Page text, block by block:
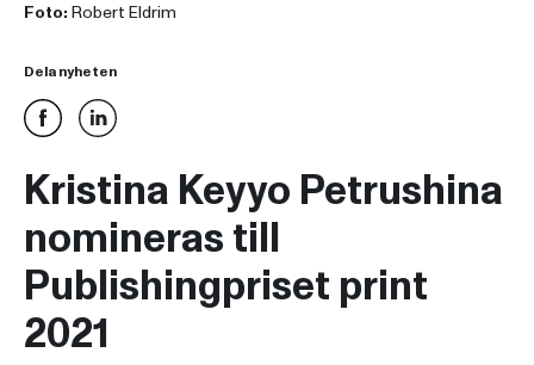
Foto: Robert Eldrim
Dela nyheten
Kristina Keyyo Petrushina
nomineras till
Publishingpriset print
2021